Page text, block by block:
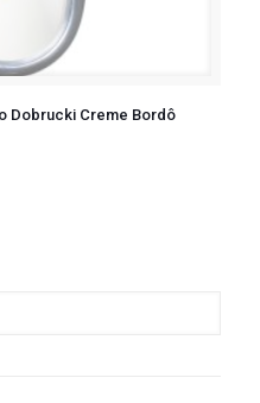
Dobrucki Creme Bordô